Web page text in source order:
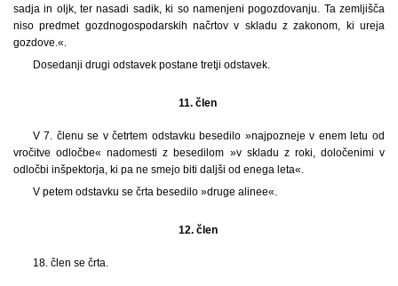
sadja in oljk, ter nasadi sadik, ki so namenjeni pogozdovanju. Ta zemljišča
niso predmet gozdnogospodarskih načrtov v skladu z zakonom, ki ureja
gozdove.«.
Dosedanji drugi odstavek postane tretji odstavek.
11. člen
V 7. členu se v četrtem odstavku besedilo »najpozneje v enem letu od
vročitve odločbe« nadomesti z besedilom »v skladu z roki, določenimi v
odločbi inšpektorja, ki pa ne smejo biti daljši od enega leta«.
V petem odstavku se črta besedilo »druge alinee«.
12. člen
18. člen se črta.